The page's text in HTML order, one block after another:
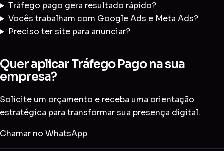
Tráfego pago gera resultado rápido?
Vocês trabalham com Google Ads e Meta Ads?
Preciso ter site para anunciar?
Quer aplicar Tráfego Pago na sua
empresa?
Solicite um orçamento e receba uma orientação
estratégica para transformar sua presença digital.
Chamar no WhatsApp